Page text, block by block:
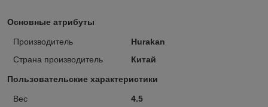
Основные атрибуты
Производитель
Hurakan
Страна производитель
Китай
Пользовательские характеристики
Вес
4.5